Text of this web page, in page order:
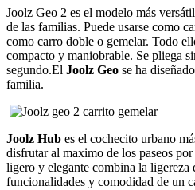
Joolz Geo 2 es el modelo más
de las familias. Puede usarse como
como carro doble o gemelar. Todo
compacto y maniobrable. Se pliega
segundo.El Joolz Geo se ha
familia.
Joolz Hub es el cochecito urbano
disfrutar al maximo de los paseos por
ligero y elegante combina la ligereza
funcionalidades y comodidad de un